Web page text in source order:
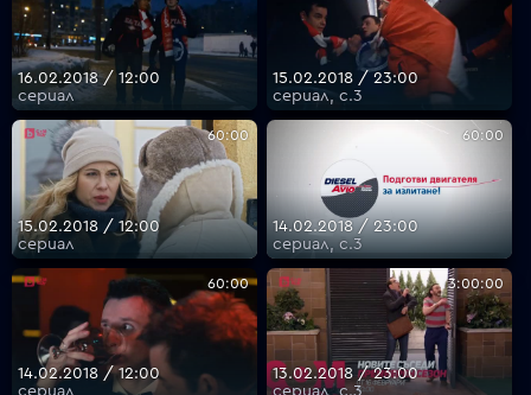
16.02.2018 / 12:00
сериал
15.02.2018 / 23:00
сериал, с.3
60:00
15.02.2018 / 12:00
сериал
60:00
14.02.2018 / 23:00
сериал, с.3
60:00
14.02.2018 / 12:00
3:00:00
13.02.2018 / 23:00